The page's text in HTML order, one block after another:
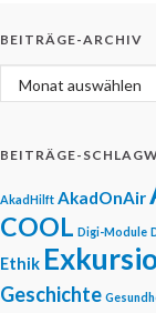
BEITRÄGE-ARCHIV
Beiträge-Archiv
BEITRÄGE-
AkadHilft AkadOnAir
COOL Digi-Module
Ethik
Geschichte